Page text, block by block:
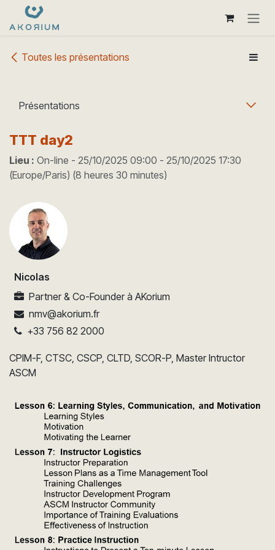
Se rendre au contenu
Toutes les présentations
Présentations
TTT day2
Lieu : On-line - 25/10/2025 09:00 - 25/10/2025 17:30
(Europe/Paris) (8 heures 30 minutes)
Nicolas
Partner & Co-Founder à AKorium
nmv@akorium.fr
+33 756 82 2000
CPIM-F, CTSC, CSCP, CLTD, SCOR-P, Master Intructor
ASCM